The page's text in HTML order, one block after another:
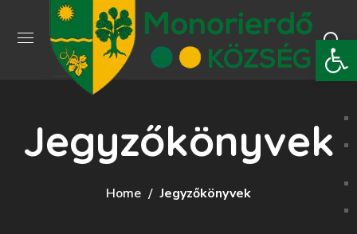
Jegyzőkönyvek
Home Jegyzőkönyvek